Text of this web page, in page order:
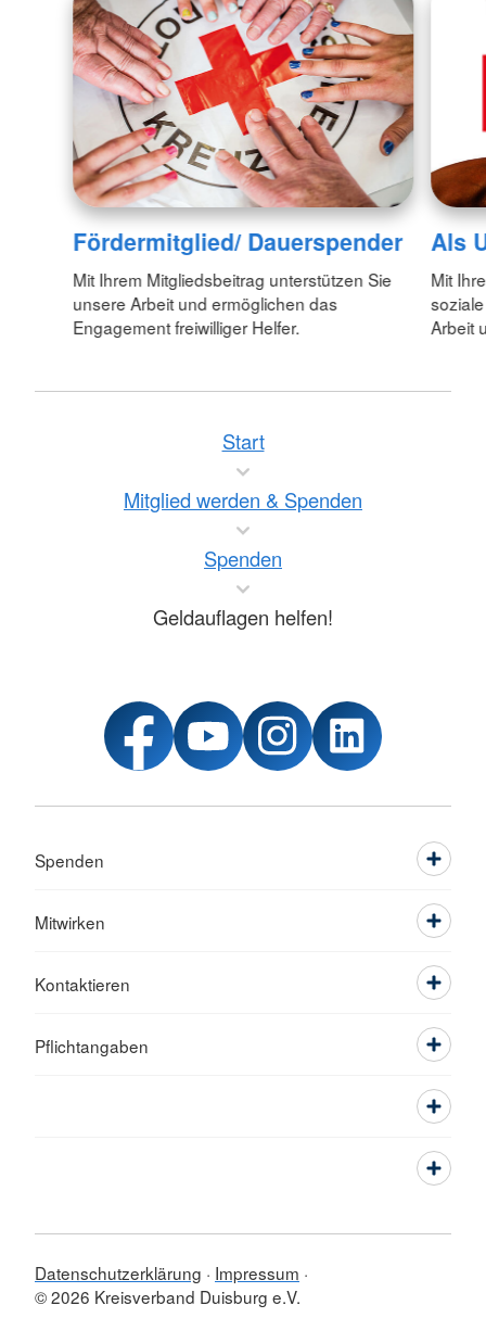
Fördermitglied/ Dauerspender
Mit Ihrem Mitgliedsbeitrag unterstützen Sie
unsere Arbeit und ermöglichen das
Engagement freiwilliger Helfer.
Als
Mit
Arbeit
Start
Mitglied werden & Spenden
Spenden
Geldauflagen helfen!
Spenden
Mitwirken
Kontaktieren
Pflichtangaben
Datenschutzerklärung
Impressum
© 2026 Kreisverband Duisburg e.V.